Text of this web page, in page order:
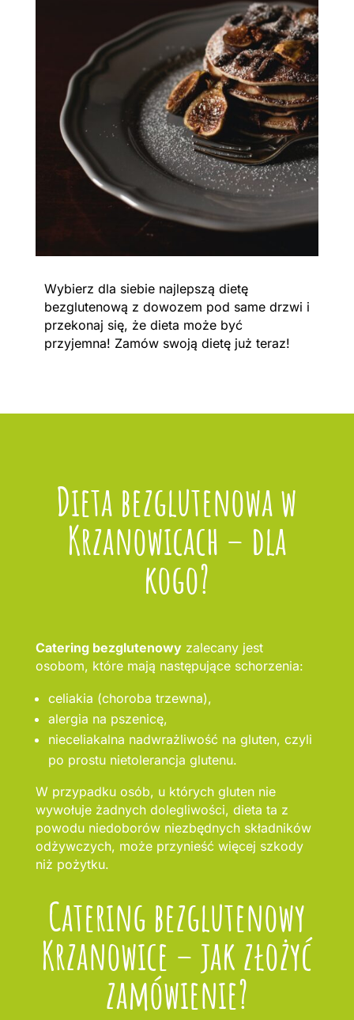
Wybierz dla siebie najlepszą dietę
bezglutenową z dowozem pod same drzwi i
przekonaj się, że dieta może być
przyjemna! Zamów swoją dietę już teraz!
Dieta bezglutenowa w
Krzanowicach – dla
kogo?
Catering bezglutenowyzalecany jest
osobom, które mają następujące schorzenia:
celiakia (choroba trzewna),
alergia na pszenicę,
nieceliakalna nadwrażliwość na gluten, czyli
po prostu nietolerancja glutenu.
W przypadku osób, u których gluten nie
wywołuje żadnych dolegliwości, dieta ta z
powodu niedoborów niezbędnych składników
odżywczych, może przynieść więcej szkody
niż pożytku.
Catering bezglutenowy
Krzanowice – jak złożyć
zamówienie?